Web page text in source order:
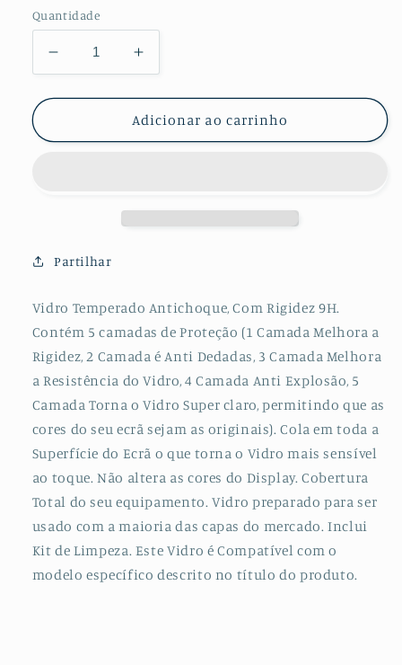
Quantidade
Diminuir
a
quantidade
Película
GorilasGlass
Xiaomi
Note
10
5G
Aumentar
a
quantidade
de
Película
10
5G
Adicionar ao carrinho
Partilhar
Vidro Temperado Antichoque, Com Rigidez 9H.
Contém 5 camadas de Proteção (1 Camada Melhora a
Rigidez, 2 Camada é Anti Dedadas, 3 Camada Melhora
a Resistência do Vidro, 4 Camada Anti Explosão, 5
Camada Torna o Vidro Super claro, permitindo que as
cores do seu ecrã sejam as originais). Cola em toda a
Superfície do Ecrã o que torna o Vidro mais sensível
ao toque. Não altera as cores do Display. Cobertura
Total do seu equipamento. Vidro preparado para ser
usado com a maioria das capas do mercado. Inclui
Kit de Limpeza. Este Vidro é Compatível com o
modelo específico descrito no título do produto.